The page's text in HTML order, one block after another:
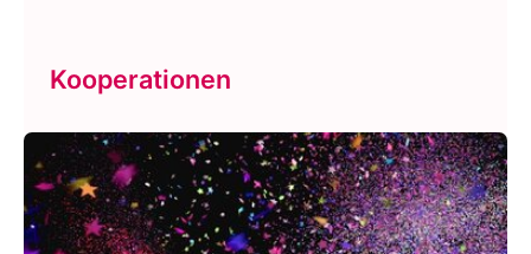
Kooperationen